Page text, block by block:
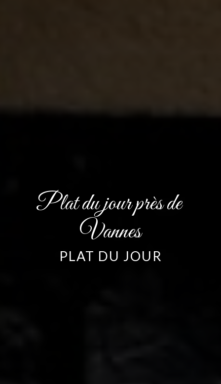
Plat du jour près de
Vannes
PLAT DU JOUR